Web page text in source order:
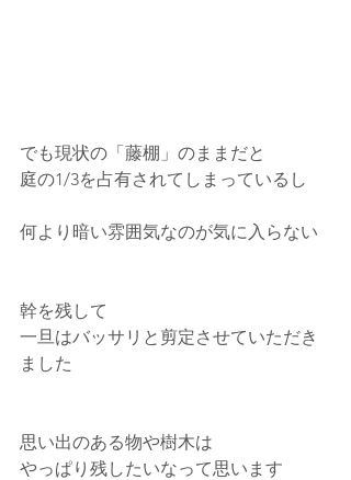
でも現状の「藤棚」のままだと
庭の1/3を占有されてしまっているし
何より暗い雰囲気なのが気に入らない
幹を残して
一旦はバッサリと剪定させていただき
ました
思い出のある物や樹木は
やっぱり残したいなって思います